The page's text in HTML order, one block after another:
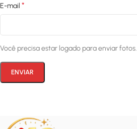
E-mail *
Você precisa estar logado para enviar fotos.